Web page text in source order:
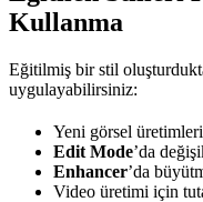
Kullanma
Eğitilmiş bir stil
uygulayabilirsiniz:
Yeni görsel
Edit Mode’da
Enhancer’da
Video üretimi için